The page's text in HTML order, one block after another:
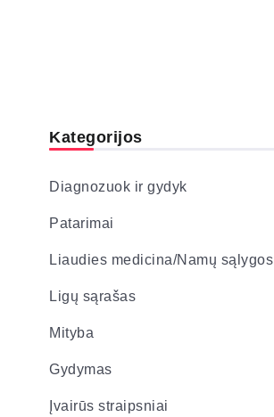
Kategorijos
Diagnozuok ir gydyk
Patarimai
Liaudies medicina/Namų sąlygos
Ligų sąrašas
Mityba
Gydymas
Įvairūs straipsniai